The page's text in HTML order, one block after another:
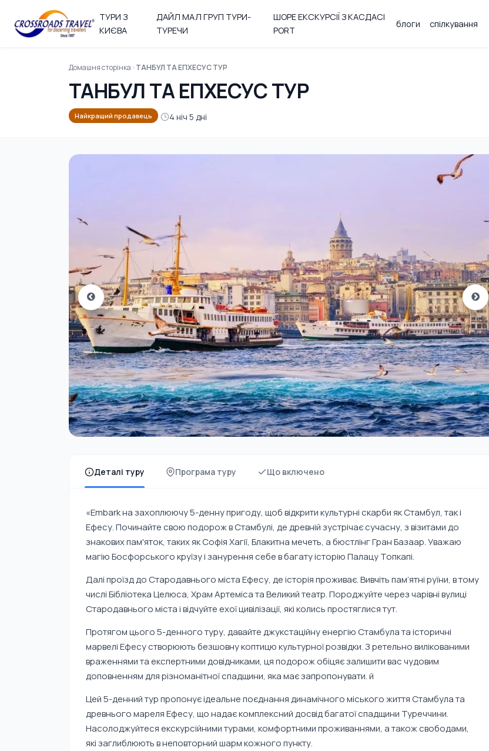
ТУРИ З
КИЄВА
ДАЙЛ МАЛ ГРУП ТУРИ-
ТУРЕЧИ
ШОРЕ ЕКСКУРСІЇ З КАСДАСІ
PORT
блоги спілкування
Домашня сторінка ТАНБУЛ ТА ЕПХЕСУС ТУР
ТАНБУЛ ТА ЕПХЕСУС ТУР
Найкращий продавець 4 ніч 5 дні
Деталі туру Програма туру Що включено
«Embark на захоплюючу 5-денну пригоду, щоб відкрити культурні скарби як Стамбул, так і
Ефесу. Починайте свою подорож в Стамбулі, де древній зустрічає сучасну, з візитами до
знакових пам'яток, таких як Софія Хагії, Блакитна мечеть, а бюстлінг Гран Базаар. Уважаю
магію Босфорського круїзу і занурення себе в багату історію Палацу Топкапі.
Далі проїзд до Стародавнього міста Ефесу, де історія проживає. Вивчіть пам’ятні руїни, в тому
числі Бібліотека Целюса, Храм Артеміса та Великий театр. Породжуйте через чарівні вулиці
Стародавнього міста і відчуйте ехої цивілізації, які колись простяглися тут.
Протягом цього 5-денного туру, давайте джукстаційну енергію Стамбула та історичні
марвелі Ефесу створюють безшовну коптицю культурної розвідки. З ретельно вилікованими
враженнями та експертними довідниками, ця подорож обіцяє залишити вас чудовим
доповненням для різноманітної спадщини, яка має запропонувати. й
Цей 5-денний тур пропонує ідеальне поєднання динамічного міського життя Стамбула та
древнього мареля Ефесу, що надає комплексний досвід багатої спадщини Туреччини.
Насолоджуйтеся екскурсійними турами, комфортними проживаннями, а також свободами,
які заглиблюють в неповторний шарм кожного пункту.